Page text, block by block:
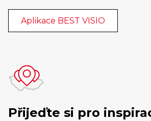
Aplikace BEST VISIO
Přijeďte si pro